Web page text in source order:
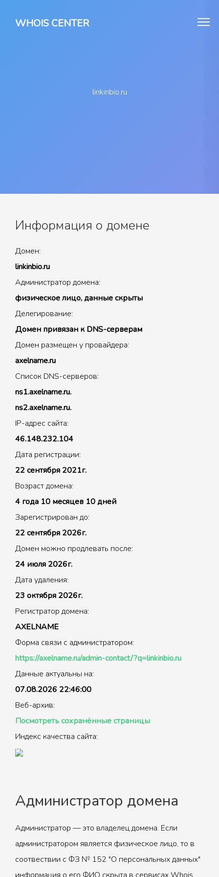
WHOIS CENTER
linkinbio.ru
Информация о домене
Домен:
linkinbio.ru
Администратор домена:
физическое лицо, данные скрыты
Делегирование:
Домен привязан к DNS-серверам
Домен размещен у провайдера:
axelname.ru
Список DNS-серверов:
ns1.axelname.ru.
ns2.axelname.ru.
IP-адрес сайта:
46.148.232.104
Дата регистрации:
22 сентября 2021г.
Возраст домена:
4 года 10 месяцев 10 дней
Зарегистрирован до:
22 сентября 2026г.
Домен можно продлевать после:
24 июля 2026г.
Дата удаления:
23 октября 2026г.
Регистратор домена:
AXELNAME
Форма связи с администратором:
https://axelname.ru/admin-contact/?q=linkinbio.ru
Данные актуальны на:
07.08.2026 22:46:00
Веб-архив:
Посмотреть сохранённые страницы
Индекс качества сайта:
Администратор домена
Администратор — это владелец домена. Если
администратором является физическое лицо, то в
соотвествии с ФЗ № 152 "О персональных данных"